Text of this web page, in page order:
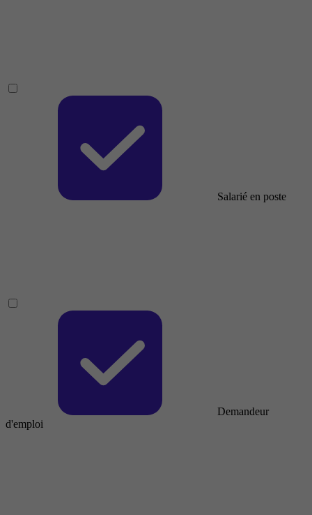
Salarié en poste
Demandeur
d'emploi